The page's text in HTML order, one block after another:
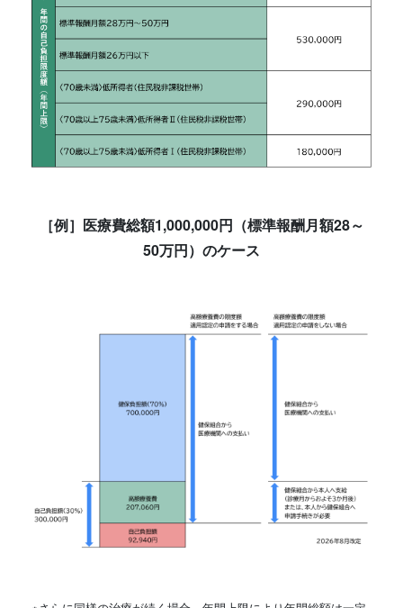
［例］医療費総額1,000,000円（標準報酬月額28～
50万円）のケース